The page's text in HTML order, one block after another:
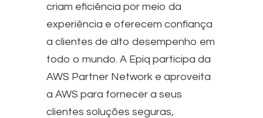
criam eficiência por meio da
experiência e oferecem confiança
a clientes de alto desempenho em
todo o mundo. A Epiq participa da
AWS Partner Network e aproveita
a AWS para fornecer a seus
clientes soluções seguras,